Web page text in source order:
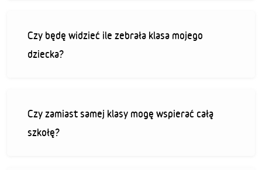
Czy będę widzieć ile zebrała klasa mojego
dziecka?
Czy zamiast samej klasy mogę wspierać całą
szkołę?